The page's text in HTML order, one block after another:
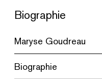
Biographie
Maryse Goudreau
Biographie